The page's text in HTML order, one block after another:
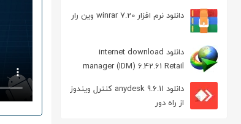
دانلود نرم افزار winrar 7.20 وین رار
دانلود internet download
manager (IDM) 6.42.61 Retail
مدیریت دانلود
دانلود anydesk 9.6.11 کنترل ویندوز
از راه دور